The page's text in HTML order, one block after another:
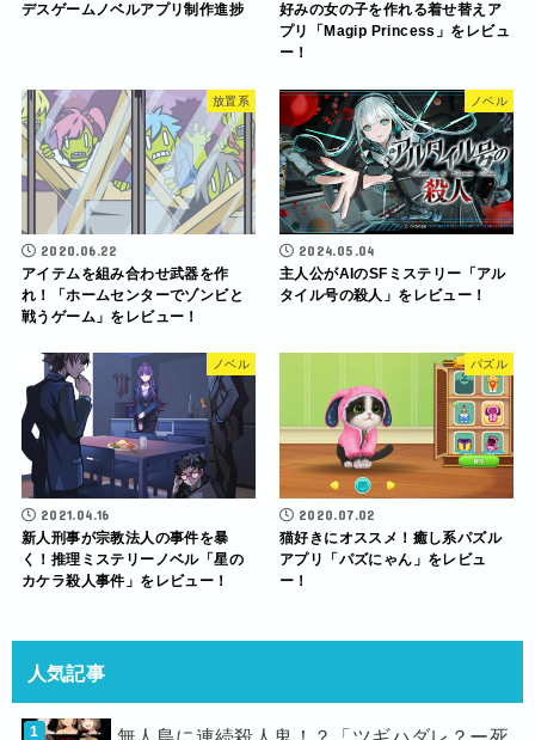
デスゲームノベルアプリ制作進捗
好みの女の子を作れる着せ替えア
プリ「Magip Princess」をレビュ
ー！
放置系
2020.06.22
アイテムを組み合わせ武器を作
れ！「ホームセンターでゾンビと
戦うゲーム」をレビュー！
ノベル
2024.05.04
主人公がAIのSFミステリー「アル
タイル号の殺人」をレビュー！
ノベル
2021.04.16
新人刑事が宗教法人の事件を暴
く！推理ミステリーノベル「星の
カケラ殺人事件」をレビュー！
パズル
2020.07.02
猫好きにオススメ！癒し系パズル
アプリ「パズにゃん」をレビュ
ー！
人気記事